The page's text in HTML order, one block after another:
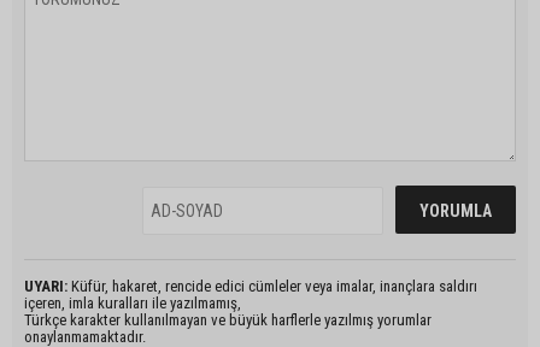
UYARI: Küfür, hakaret, rencide edici cümleler veya imalar, inançlara saldırı
içeren, imla kuralları ile yazılmamış,
Türkçe karakter kullanılmayan ve büyük harflerle yazılmış yorumlar
onaylanmamaktadır.